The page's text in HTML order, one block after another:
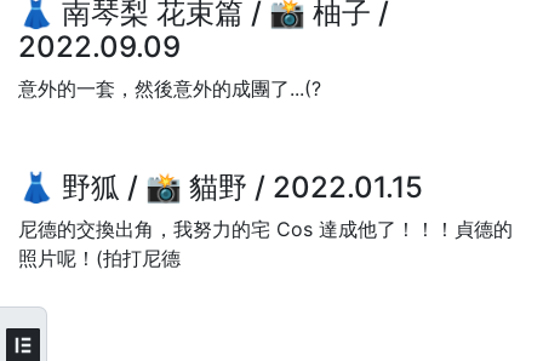
👗 南琴梨 花束篇 / 📸 柚子 /
2022.09.09
意外的一套，然後意外的成團了...(?
👗 野狐 / 📸 貓野 / 2022.01.15
尼德的交換出角，我努力的宅 Cos 達成他了！！！貞德的
照片呢！(拍打尼德